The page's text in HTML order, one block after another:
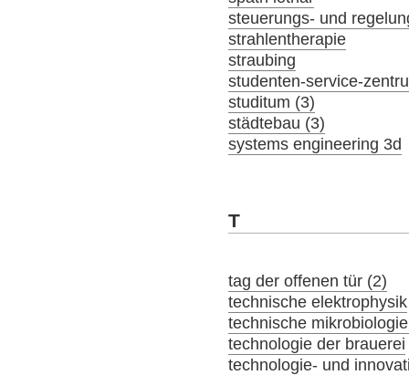
steuerungs- und
strahlentherapie
straubing
studenten-service-
studitum (3)
städtebau (3)
systems engineering 3d
T
tag der offenen tür (2)
technische elektrophysik
technische
technologie der brauerei
technologie- und